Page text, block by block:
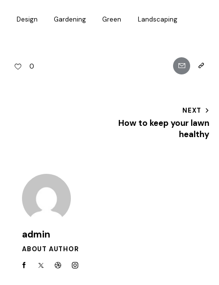
Design Gardening Green Landscaping
0
NEXT
How to keep your lawn
healthy
admin
ABOUT AUTHOR